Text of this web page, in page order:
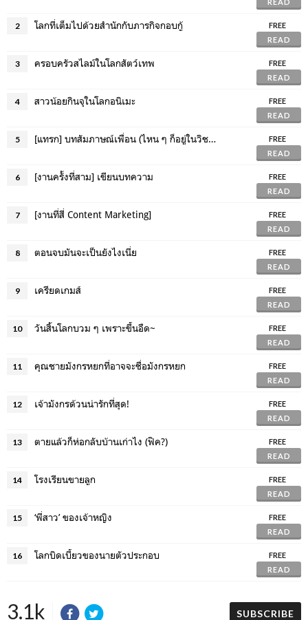
2 โลกที่เต็มไปด้วยสำนักกับภารกิจกอบกู้
FREE
READ
3 ครอบครัวสไลม์ในโลกสัตว์เทพ
FREE
READ
4 สาวน้อยกินจุในโลกอนิเมะ
FREE
READ
5 [แทรก] บทสัมภาษณ์เพื่อน (ไหน ๆ ก็อยู่ในวิชาเดียวกันจับรวมซะเลย)
FREE
READ
6 [งานครั้งที่สาม] เขียนบทความ
FREE
READ
7 [งานที่สี่ Content Marketing]
FREE
READ
8 ตอนจบมันจะเป็นยังไงเนี่ย
FREE
READ
9 เครียดเกมส์
FREE
READ
10 วันสิ้นโลกบวม ๆ เพราะขึ้นอืด~
FREE
READ
11 คุณชายมังกรหยกที่อาจจะชื่อมังกรหยก
FREE
READ
12 เจ้ามังกรด้วนน่ารักที่สุด!
FREE
READ
13 ตายแล้วก็ห่อกลับบ้านเก่าไง (ฟิค?)
FREE
READ
14 โรงเรียนขายลูก
FREE
READ
15 ‘พี่สาว’ ของเจ้าหญิง
FREE
READ
16 โลกบิดเบี้ยวของนายตัวประกอบ
FREE
READ
3.1k SUBSCRIBE